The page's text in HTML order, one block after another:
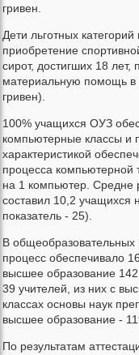
гривен.
Дети льготных
приобретение
сирот, достигших 18
материальную помощь в
гривен).
100% учащихся ОУЗ
компьютерные классы и
характеристикой
процесса компьютерной
на 1 компьютер. Средне
составил 10,2 учащихся
показатель - 25).
В общеобразовательных
процесс обеспечивало
высшее образование
39 учителей, из них с
классах основы наук
высшее образование -
По результатам